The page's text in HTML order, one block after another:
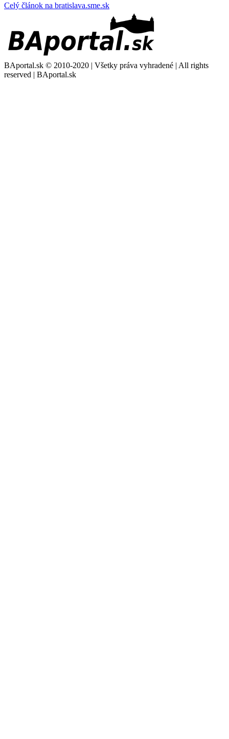
Celý článok na bratislava.sme.sk
BAportal.sk © 2010-2020 | Všetky práva vyhradené | All rights
reserved | BAportal.sk